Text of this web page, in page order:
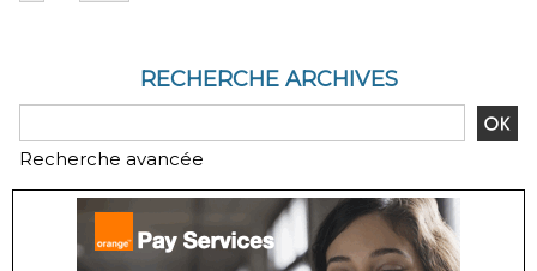
RECHERCHE ARCHIVES
Recherche avancée